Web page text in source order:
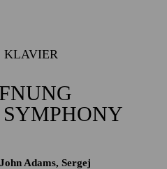
Adams, Sergej